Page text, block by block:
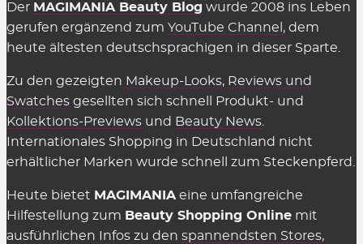
Der MAGIMANIA Beauty Blog wurde 2008 ins Leben
gerufen ergänzend zum YouTube Channel , dem
heute ältesten deutschsprachigen in dieser Sparte.
Zu den gezeigten Makeup-Looks, Reviews und
Swatches gesellten sich schnell Produkt- und
Kollektions-Previews und Beauty News
Internationales Shopping in Deutschland nicht
erhältlicher Marken wurde schnell zum Steckenpferd.
Heute bietet MAGIMANIA eine umfangreiche
Hilfestellung zum Beauty Shopping Online mit
ausführlichen Infos zu den spannendsten Stores,